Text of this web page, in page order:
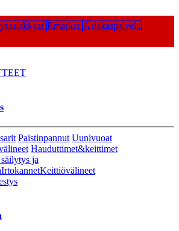
Rmarket Asiakaspalvelu
Paistinpannut Uunivuoat
Hauduttimet&keittimet
ja
IrtokannetKeittiövälineet